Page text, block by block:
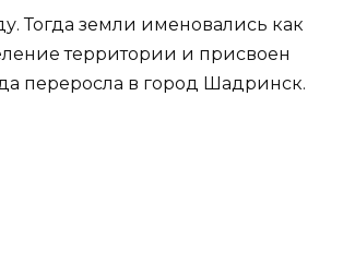
Тогда земли именовались как
территории и присвоен
переросла в город Шадринск.